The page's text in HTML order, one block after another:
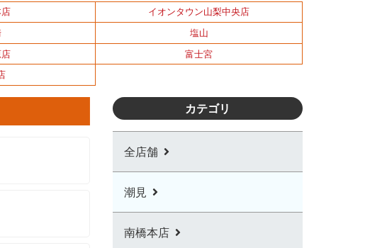
イオンタウン山梨中央店
塩山
富士宮
カテゴリ
全店舗
潮見
南橋本店